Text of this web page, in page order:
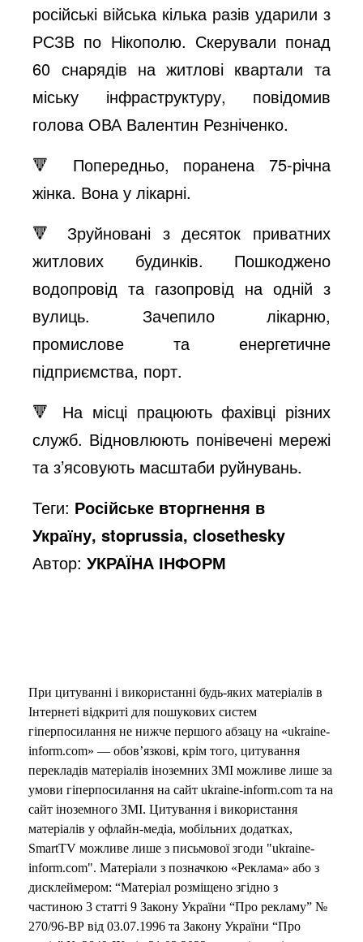
російські війська кілька разів ударили з
РСЗВ по Нікополю. Скерували понад
60 снарядів на житлові квартали та
міську інфраструктуру, повідомив
голова ОВА Валентин Резніченко.
🔻 Попередньо, поранена 75-річна
жінка. Вона у лікарні.
🔻 Зруйновані з десяток приватних
житлових будинків. Пошкоджено
водопровід та газопровід на одній з
вулиць. Зачепило лікарню,
промислове та енергетичне
підприємства, порт.
🔻 На місці працюють фахівці різних
служб. Відновлюють понівечені мережі
та з’ясовують масштаби руйнувань.
Теги: Російське вторгнення в
Україну, stoprussia, closethesky
Автор:УКРАЇНА ІНФОРМ
При цитуванні і використанні будь-яких матеріалів в
Інтернеті відкриті для пошукових систем
гіперпосилання не нижче першого абзацу на «ukraine-
inform.com» — обов’язкові, крім того, цитування
перекладів матеріалів іноземних ЗМІ можливе лише за
умови гіперпосилання на сайт ukraine-inform.com та на
сайт іноземного ЗМІ. Цитування і використання
матеріалів у офлайн-медіа, мобільних додатках,
SmartTV можливе лише з письмової згоди "ukraine-
inform.com". Матеріали з позначкою «Реклама» або з
дисклеймером: “Матеріал розміщено згідно з
частиною 3 статті 9 Закону України “Про рекламу” №
270/96-ВР від 03.07.1996 та Закону України “Про